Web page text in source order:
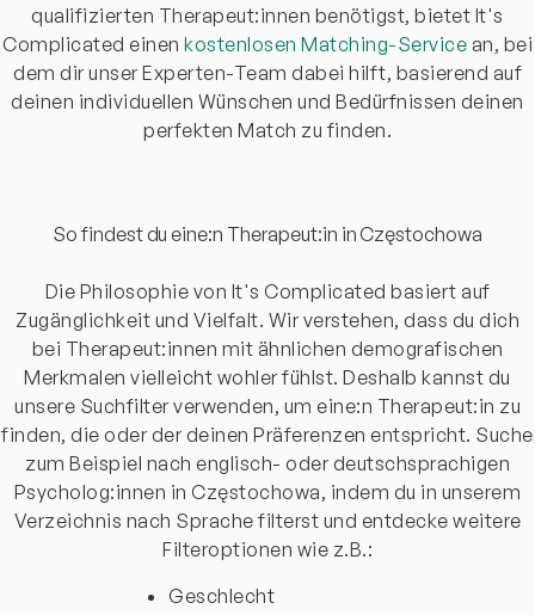
qualifizierten Therapeut:innen benötigst, bietet It's
Complicated einen kostenlosen Matching-Service an, bei
dem dir unser Experten-Team dabei hilft, basierend auf
deinen individuellen Wünschen und Bedürfnissen deinen
perfekten Match zu finden.
So findest du eine:n Therapeut:in in Częstochowa
Die Philosophie von It's Complicated basiert auf
Zugänglichkeit und Vielfalt. Wir verstehen, dass du dich
bei Therapeut:innen mit ähnlichen demografischen
Merkmalen vielleicht wohler fühlst. Deshalb kannst du
unsere Suchfilter verwenden, um eine:n Therapeut:in zu
finden, die oder der deinen Präferenzen entspricht. Suche
zum Beispiel nach englisch- oder deutschsprachigen
Psycholog:innen in Częstochowa, indem du in unserem
Verzeichnis nach Sprache filterst und entdecke weitere
Filteroptionen wie z.B.:
Geschlecht